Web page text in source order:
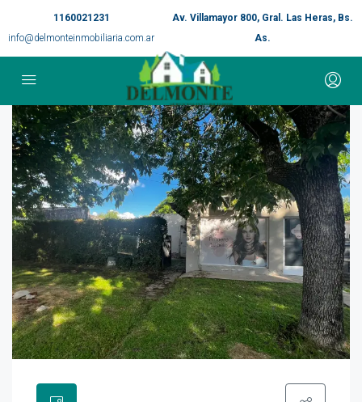
1160021231
info@delmonteinmobiliaria.com.ar
Av. Villamayor 800, Gral. Las Heras, Bs.
As.